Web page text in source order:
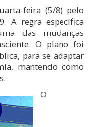
feira (5/8) pelo
A regra específica
das mudanças
O plano foi
para se adaptar
mantendo como
O